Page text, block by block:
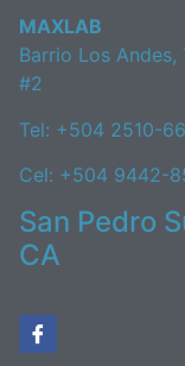
MAXLAB
Barrio Los Andes,
#2
Tel: +504 2510-
Cel: +504 9442-
San Pedro
CA